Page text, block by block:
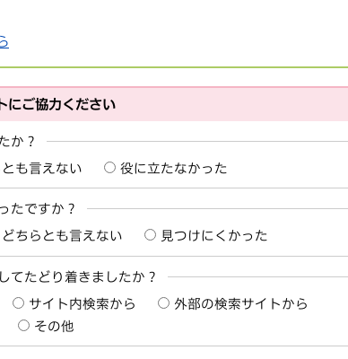
にご協力ください
か？
も言えない 役に立たなかった
たですか？
どちらとも言えない 見つけにくかった
てたどり着きましたか？
サイト内検索から
外部の検索サイトから
その他